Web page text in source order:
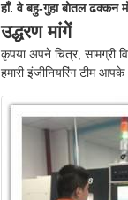
हाँ. वे बहु-गुहा बोतल ढक्कन
उद्धरण मांगें
कृपया अपने चित्र, सामग्री
हमारी इंजीनियरिंग टीम